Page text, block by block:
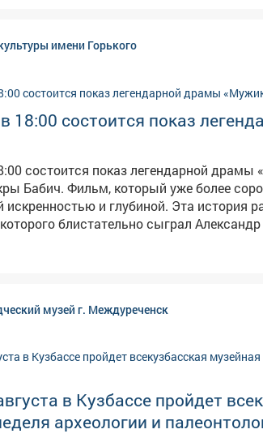
Олег Куликович, Валерий Соловьёв,
и Дмитрий Высоцкий. 📅 Когда: 11 августа, 13:00 📍
имени Горького
18:00 состоится показ
состоится показ легендарной драмы
сорока лет трогает сердца
искренностью и глубиной. Эта история
блистательно сыграл
из родного села, не простив бывшую
его вернуться. Там он узнаёт
выдающиеся актёры, а сама
от благодарных зрителей, которые
эту удивительную,
которая заставляет задуматься о
музей г. Междуреченск
в Кузбассе пройдет
археологии и